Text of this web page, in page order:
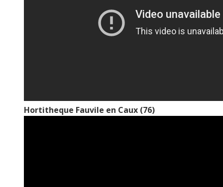
Hortitheque Fauvile en Caux (76)